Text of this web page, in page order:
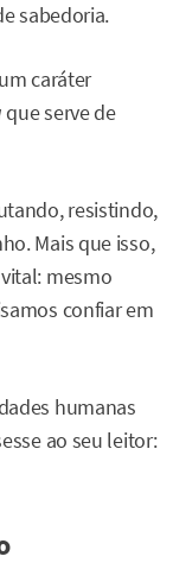
sabedoria.
caráter
que serve de
resistindo,
Mais que isso,
mesmo
confiar em
humanas
ao seu leitor: